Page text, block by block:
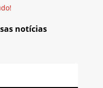
notícias